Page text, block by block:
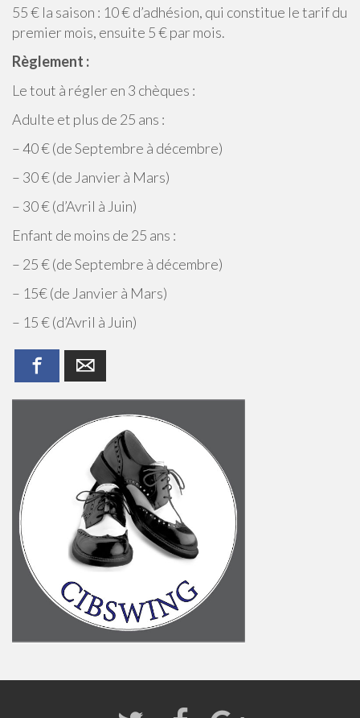
55 € la saison : 10 € d’adhésion, qui constitue le tarif du
premier mois, ensuite 5 € par mois.
Règlement :
Le tout à régler en 3 chèques :
Adulte et plus de 25 ans :
– 40 € (de Septembre à décembre)
– 30 € (de Janvier à Mars)
– 30 € (d’Avril à Juin)
Enfant de moins de 25 ans :
– 25 € (de Septembre à décembre)
– 15€ (de Janvier à Mars)
– 15 € (d’Avril à Juin)
Facebook